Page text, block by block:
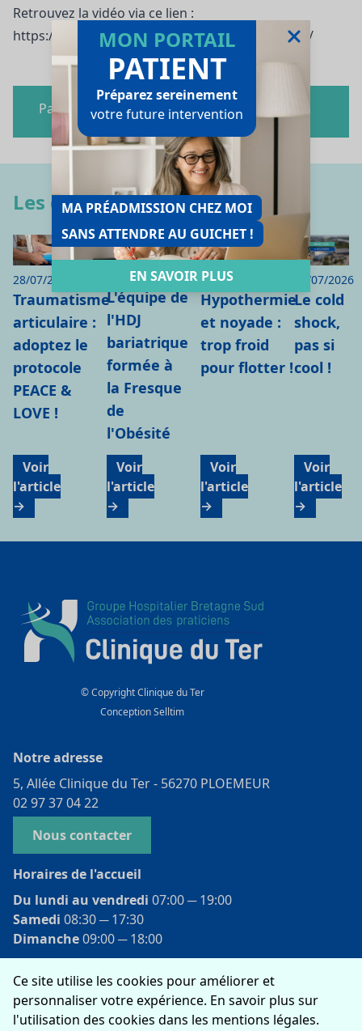
MON PORTAIL
PATIENT
Préparez sereinement
votre future intervention
MA PRÉADMISSION CHEZ MOI
SANS ATTENDRE AU GUICHET !
EN SAVOIR PLUS
Retrouvez la vidéo via ce lien :
https://www.facebook.com/share/v/1EXFUkfpV4/
Partagez cet article
Les derniers articles
28/07/2026
Traumatisme
articulaire :
adoptez le
protocole
PEACE &
LOVE !
Voir
l'article
→
28/07/2026
L'équipe de
l'HDJ
bariatrique
formée à
la Fresque
de
l'Obésité
Voir
l'article
→
21/07/2026
Hypothermie
et noyade :
trop froid
pour flotter !
Voir
l'article
→
16/07/2026
Le cold
shock,
pas si
cool !
Voir
l'article
→
© Copyright Clinique du Ter
ConceptionSelltim
Notre adresse
5, Allée Clinique du Ter - 56270 PLOEMEUR
02 97 37 04 22
Nous contacter
Horaires de l'accueil
Du lundi au vendredi 07:00 ­─ 19:00
Samedi 08:30 ­─ 17:30
Dimanche09:00 ­─ 18:00
Rejoignez-nous
Ce site utilise les cookies pour améliorer et
personnaliser votre expérience. En savoir plus sur
l'utilisation des cookies dans les mentions légales.